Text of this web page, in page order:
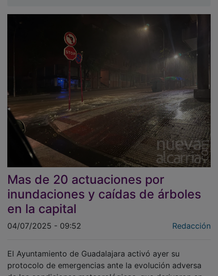
Mas de 20 actuaciones por
inundaciones y caídas de árboles
en la capital
04/07/2025 - 09:52
protocolo de emergencias ante la evolución adversa
de las condiciones meteorológicas, que derivaron en